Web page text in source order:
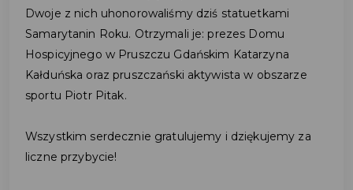
Dwoje z nich uhonorowaliśmy dziś statuetkami
Samarytanin Roku. Otrzymali je: prezes Domu
Hospicyjnego w Pruszczu Gdańskim Katarzyna
Kałduńska oraz pruszczański aktywista w obszarze
sportu Piotr Pitak.
Wszystkim serdecznie gratulujemy i dziękujemy za
liczne przybycie!